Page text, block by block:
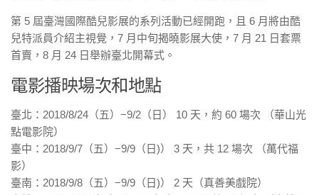
第 5 屆臺灣國際酷兒影展的系列活動已經開跑，且 6 月將由酷
兒特派員介紹主視覺，7 月中旬揭曉影展大使，7 月 21 日套票
首賣，8 月 24 日舉辦臺北開幕式。
電影播映場次和地點
臺北：2018/8/24（五）−9/2（日） 10 天，約 60 場次 （華山光
點電影院）
臺中：2018/9/7（五）−9/9（日)） 3 天，共 12 場次 （萬代福
影）
臺南：2018/9/8（五）−9/9（日)） 2 天（真善美戲院）